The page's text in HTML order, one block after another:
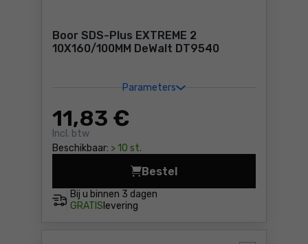
Boor SDS-Plus EXTREME 2
10X160/100MM DeWalt DT9540
Parameters
11,83 €
Incl. btw
Beschikbaar: > 10 st.
Bij u binnen 3 dagen
GRATIS levering
Bestel